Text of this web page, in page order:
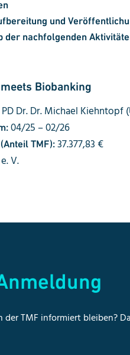
und
der nachfolgenden
Biobanking
PD Dr. Dr. Michael Kiehntopf
04/25 – 02/26
TMF):37.377,83 €
V.
TMF informiert bleiben?